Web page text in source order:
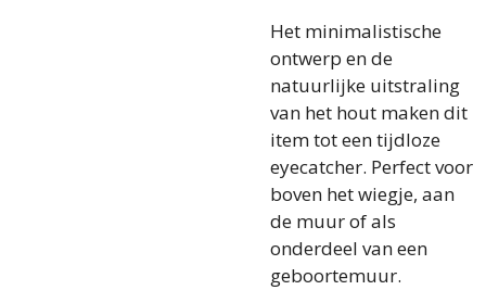
Het minimalistische
ontwerp en de
natuurlijke uitstraling
van het hout maken dit
item tot een tijdloze
eyecatcher. Perfect voor
boven het wiegje, aan
de muur of als
onderdeel van een
geboortemuur.